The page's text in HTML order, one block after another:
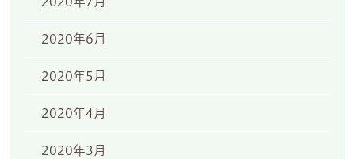
2020年6月
2020年5月
2020年4月
2020年3月